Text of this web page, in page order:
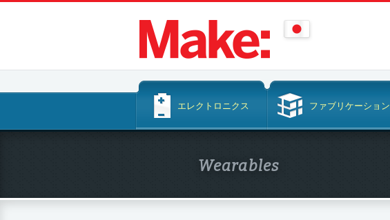
テ
ス
エレクトロニクス ファブリケーション
Wearables